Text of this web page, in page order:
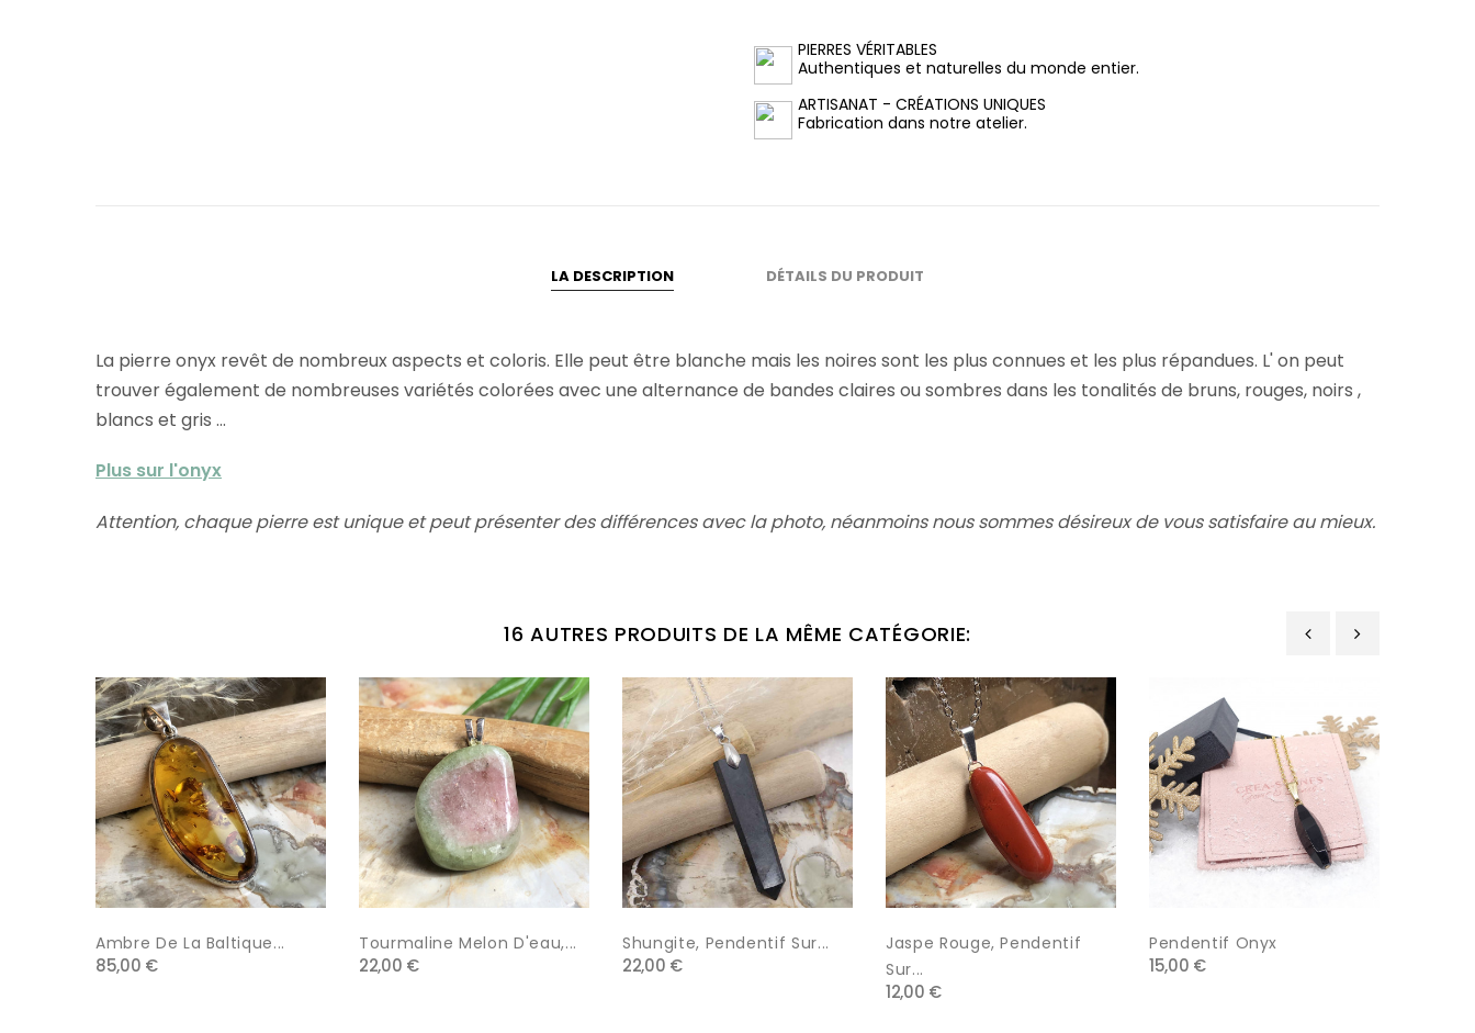
PIERRES VÉRITABLES
Authentiques et naturelles du monde entier.
ARTISANAT - CRÉATIONS UNIQUES
Fabrication dans notre atelier.
LA DESCRIPTION DÉTAILS DU PRODUIT
La pierre onyx revêt de nombreux aspects et coloris. Elle peut être blanche mais les noires sont les plus connues et les plus répandues. L' on peut
trouver également de nombreuses variétés colorées avec une alternance de bandes claires ou sombres dans les tonalités de bruns, rouges, noirs ,
blancs et gris ...
Plus sur l'onyx
Attention, chaque pierre est unique et peut présenter des différences avec la photo, néanmoins nous sommes désireux de vous satisfaire au mieux.
16 AUTRES PRODUITS DE LA MÊME CATÉGORIE:
Ambre De La Baltique...
85,00 €
Tourmaline Melon D'eau,...
22,00 €
Shungite, Pendentif Sur...
22,00 €
Jaspe Rouge, Pendentif
Sur...
12,00 €
Pendentif Onyx
15,00 €